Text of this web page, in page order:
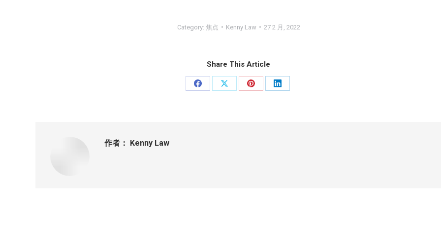
Category: 焦点 Kenny Law 27 2 月, 2022
Share This Article
分
分
分
分
作者： Kenny Law